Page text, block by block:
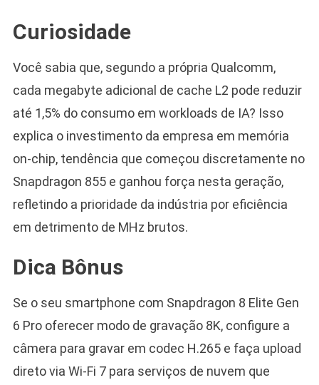
Curiosidade
Você sabia que, segundo a própria Qualcomm,
cada megabyte adicional de cache L2 pode reduzir
até 1,5% do consumo em workloads de IA? Isso
explica o investimento da empresa em memória
on-chip, tendência que começou discretamente no
Snapdragon 855 e ganhou força nesta geração,
refletindo a prioridade da indústria por eficiência
em detrimento de MHz brutos.
Dica Bônus
Se o seu smartphone com Snapdragon 8 Elite Gen
6 Pro oferecer modo de gravação 8K, configure a
câmera para gravar em codec H.265 e faça upload
direto via Wi-Fi 7 para serviços de nuvem que